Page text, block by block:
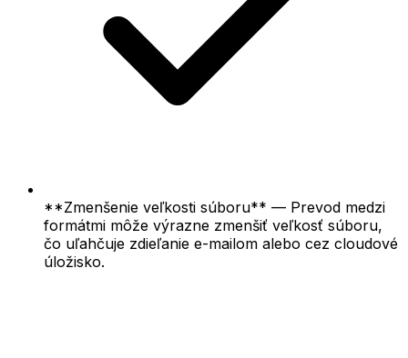
**Zmenšenie veľkosti súboru** — Prevod medzi
formátmi môže výrazne zmenšiť veľkosť súboru,
čo uľahčuje zdieľanie e-mailom alebo cez cloudové
úložisko.